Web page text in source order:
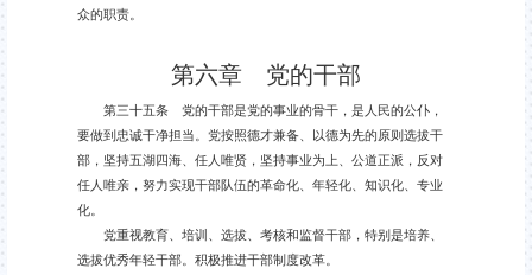
众的职责。
第六章 党的干部
第三十五条 党的干部是党的事业的骨干，是人民的公仆，
要做到忠诚干净担当。党按照德才兼备、以德为先的原则选拔干
部，坚持五湖四海、任人唯贤，坚持事业为上、公道正派，反对
任人唯亲，努力实现干部队伍的革命化、年轻化、知识化、专业
化。
党重视教育、培训、选拔、考核和监督干部，特别是培养、
选拔优秀年轻干部。积极推进干部制度改革。